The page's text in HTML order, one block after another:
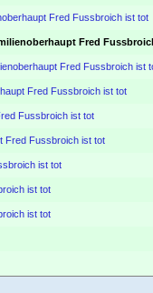
Fred Fussbroich ist tot
Fred
Fred Fussbroich ist
Fred Fussbroich ist tot
Fussbroich ist tot
Fred Fussbroich ist tot
ist tot
ist tot
ist tot